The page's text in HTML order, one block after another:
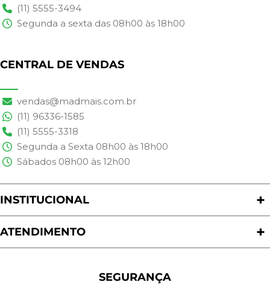
(11) 5555-3494
Segunda a sexta das 08h00 às 18h00
CENTRAL DE VENDAS
vendas@madmais.com.br
(11) 96336-1585
(11) 5555-3318
Segunda a Sexta 08h00 às 18h00
Sábados 08h00 às 12h00
INSTITUCIONAL
Quem Somos
Nossas Lojas
ATENDIMENTO
Política de Privacidade
Trocas e DevoluçõesSEGURANÇA